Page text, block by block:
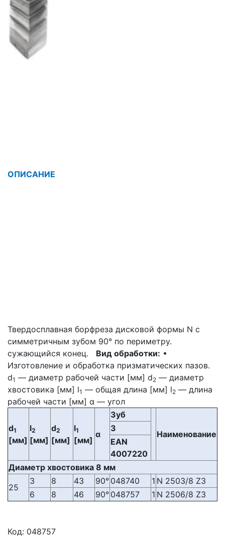
ОПИСАНИЕ
Твердосплавная борфреза дисковой формы N с
симметричным зубом 90° по периметру.
сужающийся конец. Вид обработки: •
Изготовление и обработка призматических пазов.
d1 — диаметр рабочей части [мм] d2 — диаметр
хвостовика [мм] l1 — общая длина [мм] l2 — длина
рабочей части [мм] α — угол
d1
[мм]
l2
[мм]
d2
[мм]
l1
[мм]
α
Зуб
Наименование
3
EAN
4007220
Диаметр хвостовика 8 мм
25
3 8 43 90° 048740 1 N 2503/8 Z3
6
8 46 90° 048757 1 N 2506/8 Z3
Код: 048757